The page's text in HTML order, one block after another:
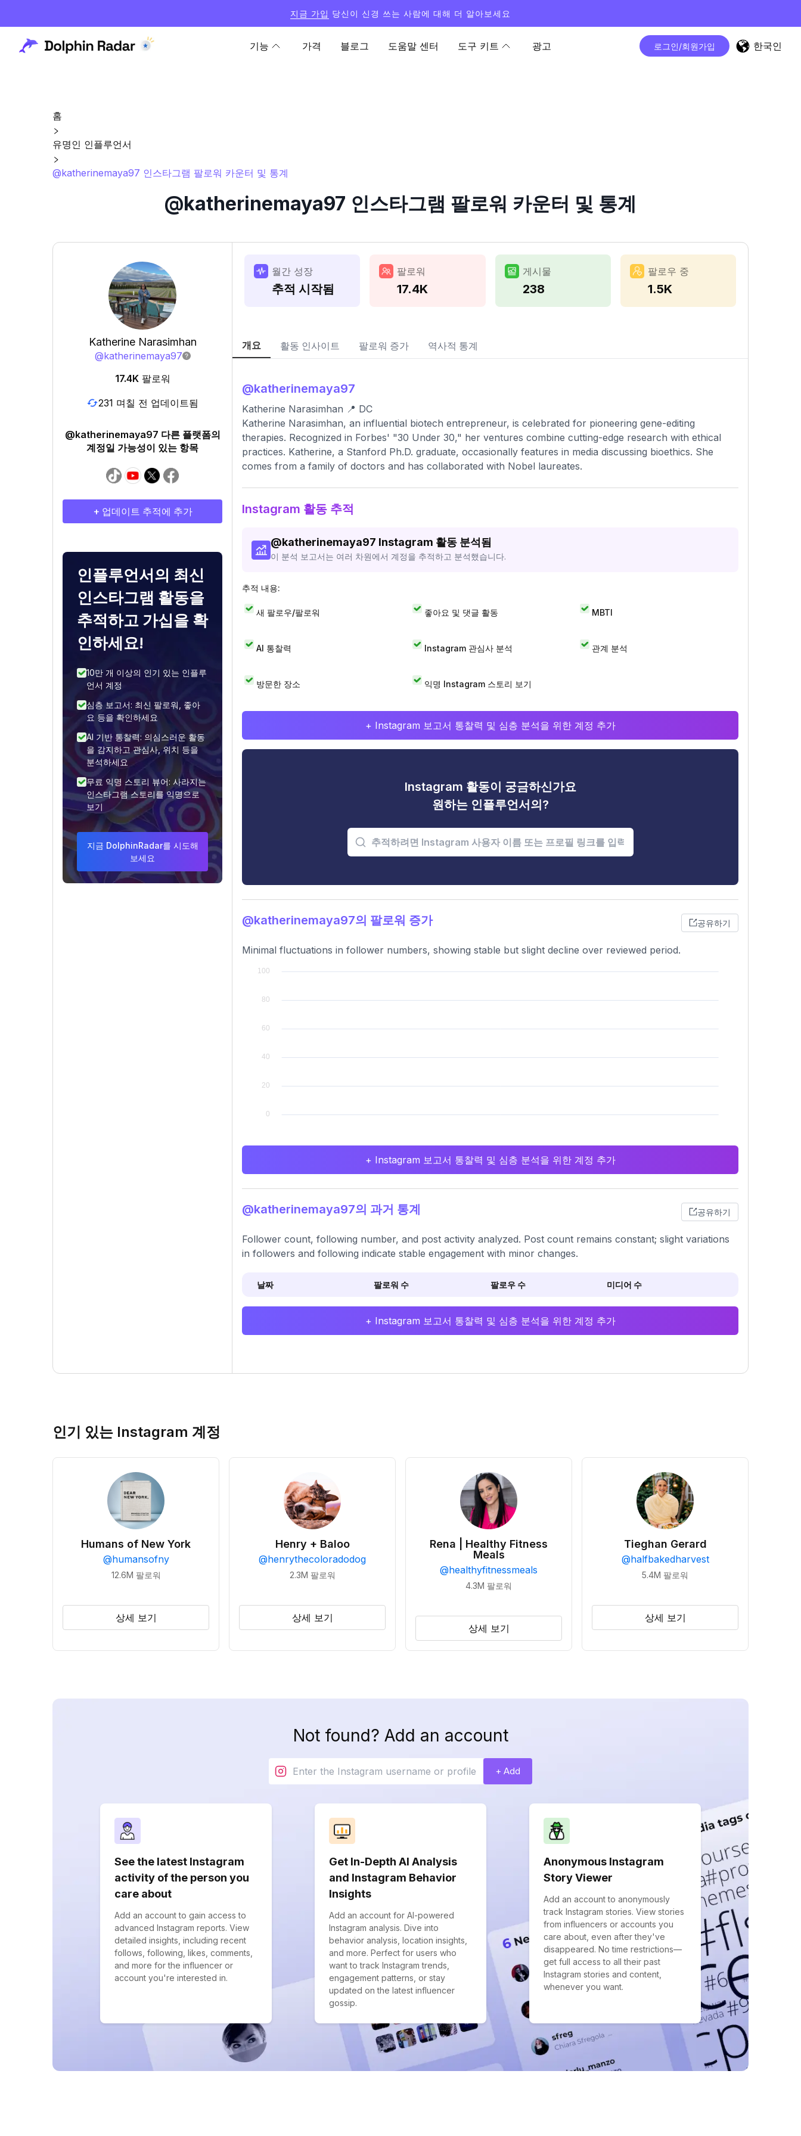
지금 가입 당신이 신경 쓰는 사람에 대해 더 알아보세요
기능 가격 블로그 도움말 센터 도구 키트 광고 로그인/회원가입 한국인
홈
유명인 인플루언서
@katherinemaya97 인스타그램 팔로워 카운터 및 통계
@katherinemaya97 인스타그램 팔로워 카운터 및 통계
Katherine Narasimhan
@katherinemaya97
17.4K 팔로워
231 며칠 전 업데이트됨
@katherinemaya97 다른 플랫폼의
계정일 가능성이 있는 항목
+ 업데이트 추적에 추가
인플루언서의 최신
인스타그램 활동을
추적하고 가십을 확
인하세요!
10만 개 이상의 인기 있는 인플루
언서 계정
심층 보고서: 최신 팔로워, 좋아
요 등을 확인하세요
AI 기반 통찰력: 의심스러운 활동
을 감지하고 관심사, 위치 등을
분석하세요
무료 익명 스토리 뷰어: 사라지는
인스타그램 스토리를 익명으로
보기
지금 DolphinRadar를 시도해
보세요
월간 성장
추적 시작됨
팔로워
17.4K
게시물
238
팔로우 중
1.5K
개요 활동 인사이트 팔로워 증가 역사적 통계
@katherinemaya97
Katherine Narasimhan 📍 DC
Katherine Narasimhan, an influential biotech entrepreneur, is celebrated for pioneering gene-editing
therapies. Recognized in Forbes' "30 Under 30," her ventures combine cutting-edge research with ethical
practices. Katherine, a Stanford Ph.D. graduate, occasionally features in media discussing bioethics. She
comes from a family of doctors and has collaborated with Nobel laureates.
Instagram 활동 추적
@katherinemaya97 Instagram 활동 분석됨
이 분석 보고서는 여러 차원에서 계정을 추적하고 분석했습니다.
추적 내용:
새 팔로우/팔로워 좋아요 및 댓글 활동 MBTI
AI 통찰력 Instagram 관심사 분석 관계 분석
방문한 장소 익명 Instagram 스토리 보기
+ Instagram 보고서 통찰력 및 심층 분석을 위한 계정 추가
Instagram 활동이 궁금하신가요
원하는 인플루언서의?
@katherinemaya97의 팔로워 증가 공유하기
Minimal fluctuations in follower numbers, showing stable but slight decline over reviewed period.
+ Instagram 보고서 통찰력 및 심층 분석을 위한 계정 추가
@katherinemaya97의 과거 통계 공유하기
Follower count, following number, and post activity analyzed. Post count remains constant; slight variations
in followers and following indicate stable engagement with minor changes.
날짜 팔로워 수 팔로우 수 미디어 수
+ Instagram 보고서 통찰력 및 심층 분석을 위한 계정 추가
인기 있는 Instagram 계정
Humans of New York
@humansofny
12.6M 팔로워
상세 보기
Henry + Baloo
@henrythecoloradodog
2.3M 팔로워
상세 보기
Rena | Healthy Fitness
Meals
@healthyfitnessmeals
4.3M 팔로워
상세 보기
Tieghan Gerard
@halfbakedharvest
5.4M 팔로워
상세 보기
Not found? Add an account
+ Add
See the latest Instagram
activity of the person you
care about
Add an account to gain access to
advanced Instagram reports. View
detailed insights, including recent
follows, following, likes, comments,
and more for the influencer or
account you're interested in.
Get In-Depth AI Analysis
and Instagram Behavior
Insights
Add an account for AI-powered
Instagram analysis. Dive into
behavior analysis, location insights,
and more. Perfect for users who
want to track Instagram trends,
engagement patterns, or stay
updated on the latest influencer
gossip.
Anonymous Instagram
Story Viewer
Add an account to anonymously
track Instagram stories. View stories
from influencers or accounts you
care about, even after they've
disappeared. No time restrictions—
get full access to all their past
Instagram stories and content,
whenever you want.